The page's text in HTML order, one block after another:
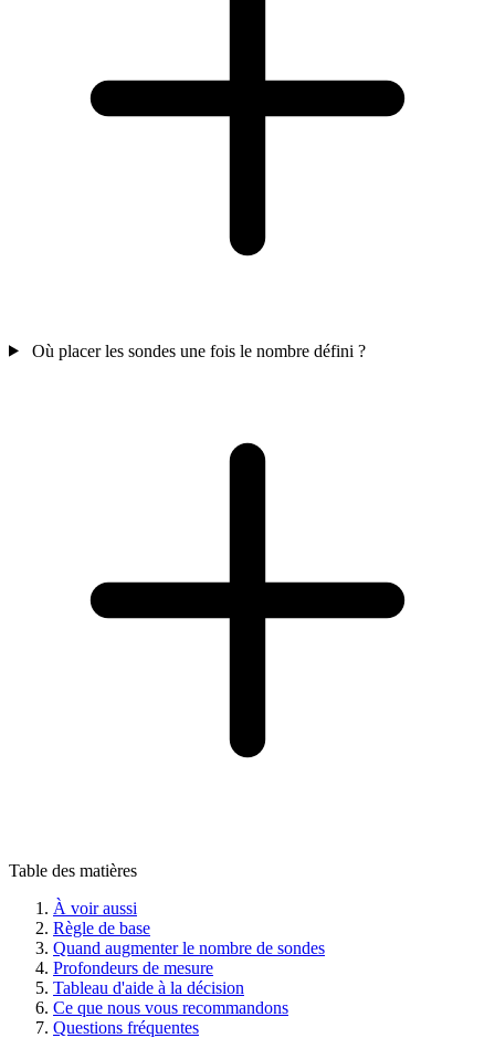
Où placer les sondes une fois le nombre défini ?
Table des matières
À voir aussi
Règle de base
Quand augmenter le nombre de sondes
Profondeurs de mesure
Tableau d'aide à la décision
Ce que nous vous recommandons
Questions fréquentes